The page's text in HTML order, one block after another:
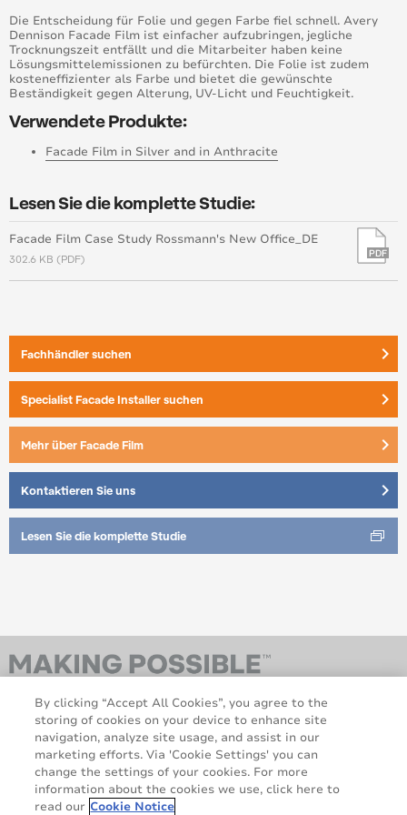
Die Entscheidung für Folie und gegen Farbe fiel schnell. Avery
Dennison Facade Film ist einfacher aufzubringen, jegliche
Trocknungszeit entfällt und die Mitarbeiter haben keine
Lösungsmittelemissionen zu befürchten. Die Folie ist zudem
kosteneffizienter als Farbe und bietet die gewünschte
Beständigkeit gegen Alterung, UV-Licht und Feuchtigkeit.
Verwendete Produkte:
Facade Film in Silver and in Anthracite
Lesen Sie die komplette Studie:
Facade Film Case Study Rossmann's New Office_DE
302.6 KB (PDF)
Fachhändler suchen keyboard_arrow_right
Specialist Facade Installer suchen keyboard_arrow_right
Mehr über Facade Film keyboard_arrow_right
Kontaktieren Sie uns keyboard_arrow_right
Lesen Sie die komplette Studie
AveryDennison.com
Über uns
By clicking “Accept All Cookies”, you agree to the
storing of cookies on your device to enhance site
navigation, analyze site usage, and assist in our
marketing efforts. Via 'Cookie Settings' you can
change the settings of your cookies. For more
information about the cookies we use, click here to
read our Cookie Notice